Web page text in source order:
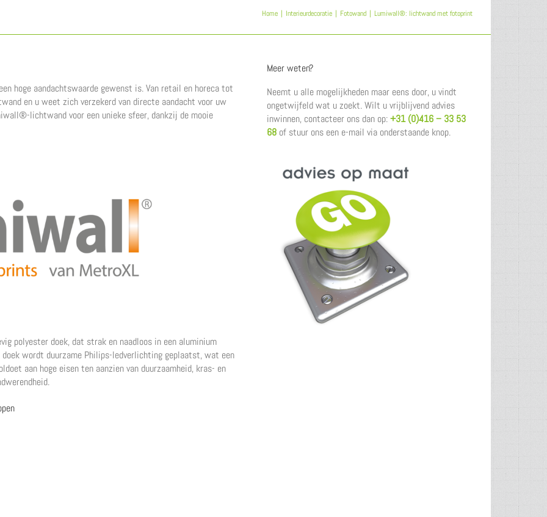
Home Interieurdecoratie Fotowand Lumiwall®: lichtwand met fotoprint
hoge aandachtswaarde gewenst is. Van retail en horeca tot
en u weet zich verzekerd van directe aandacht voor uw
lichtwand voor een unieke sfeer, dankzij de mooie
polyester doek, dat strak en naadloos in een aluminium
wordt duurzame Philips-ledverlichting geplaatst, wat een
aan hoge eisen ten aanzien van duurzaamheid, kras- en
Meer weten?
Neemt u alle mogelijkheden maar eens door, u vindt
ongetwijfeld wat u zoekt. Wilt u vrijblijvend advies
inwinnen, contacteer ons dan op:+31 (0)416 – 33 53
68 of stuur ons een e-mail via onderstaande knop.